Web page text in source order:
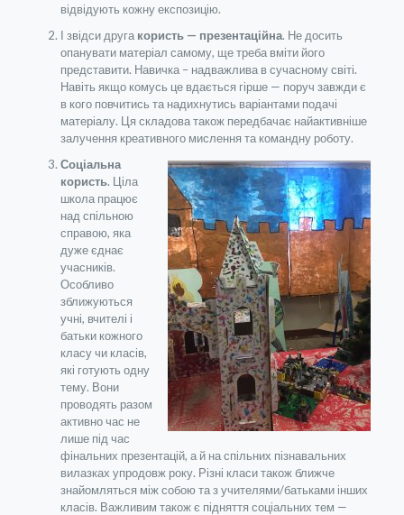
відвідують кожну експозицію.
І звідси друга користь — презентаційна. Не досить
опанувати матеріал самому, ще треба вміти його
представити. Навичка – надважлива в сучасному світі.
Навіть якщо комусь це вдається гірше — поруч завжди є
в кого повчитись та надихнутись варіантами подачі
матеріалу. Ця складова також передбачає найактивніше
залучення креативного мислення та командну роботу.
Соціальна
користь. Ціла
школа працює
над спільною
справою, яка
дуже єднає
учасників.
Особливо
зближуються
учні, вчителі і
батьки кожного
класу чи класів,
які готують одну
тему. Вони
проводять разом
активно час не
лише під час
фінальних презентацій, а й на спільних пізнавальних
вилазках упродовж року. Різні класи також ближче
знайомляться між собою та з учителями/батьками інших
класів. Важливим також є підняття соціальних тем —